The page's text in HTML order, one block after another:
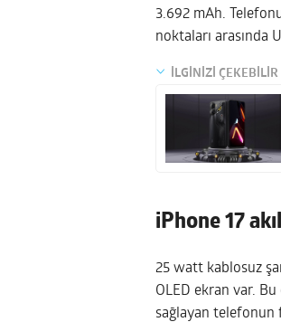
3.692 mAh.
noktaları arasında
İLGİNİZİ ÇEKEBİLİR
iPhone 17
25 watt kablosuz
OLED ekran var. Bu
sağlayan telefonun